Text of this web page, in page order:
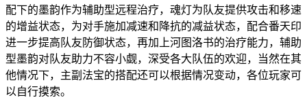
配下的墨韵作为辅助型远程治疗，魂灯为队友提供攻击和移速
的增益状态，为对手施加减速和降抗的减益状态，配合番天印
进一步提高队友防御状态，再加上河图洛书的治疗能力，辅助
型墨韵对队友助力不容小觑，深受各大队伍的欢迎，当然在其
他情况下，主副法宝的搭配还可以根据情况变动，各位玩家可
以自行摸索。